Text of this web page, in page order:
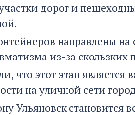
дорог и
направлены
из-за скользких
что этот этап
на уличной сети
Ульяновск становится